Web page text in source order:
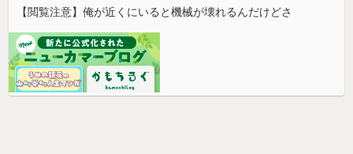
【閲覧注意】俺が近くにいると機械が壊れるんだけどさ